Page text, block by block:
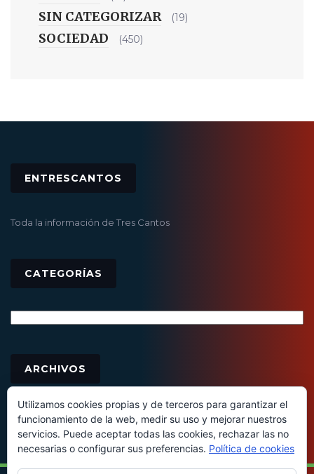
SIN CATEGORIZAR (19)
SOCIEDAD (450)
ENTRESCANTOS
Toda la información de Tres Cantos
CATEGORÍAS
ARCHIVOS
Utilizamos cookies propias y de terceros para garantizar el
funcionamiento de la web, medir su uso y mejorar nuestros
servicios. Puede aceptar todas las cookies, rechazar las no
necesarias o configurar sus preferencias. Política de cookies